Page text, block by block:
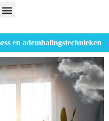
en ademhalingstechnieken